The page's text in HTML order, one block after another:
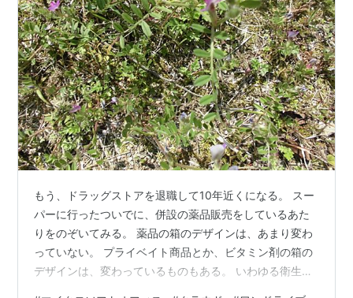
もう、ドラッグストアを退職して10年近くになる。 スー
パーに行ったついでに、併設の薬品販売をしているあた
りをのぞいてみる。 薬品の箱のデザインは、あまり変わ
っていない。 プライベイト商品とか、ビタミン剤の箱の
デザインは、変わっているものもある。 いわゆる衛生雑